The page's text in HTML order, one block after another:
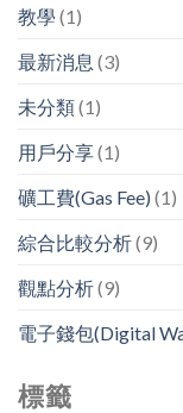
教學 (1)
最新消息 (3)
未分類(1)
用戶分享(1)
礦工費(Gas Fee) (1)
綜合比較分析(9)
觀點分析(9)
電子錢包(Digital
標籤